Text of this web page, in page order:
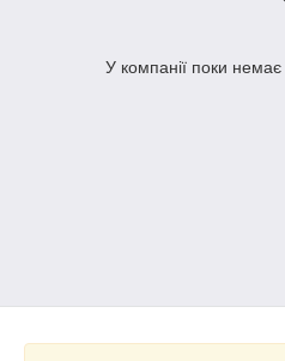
У компанії поки немає